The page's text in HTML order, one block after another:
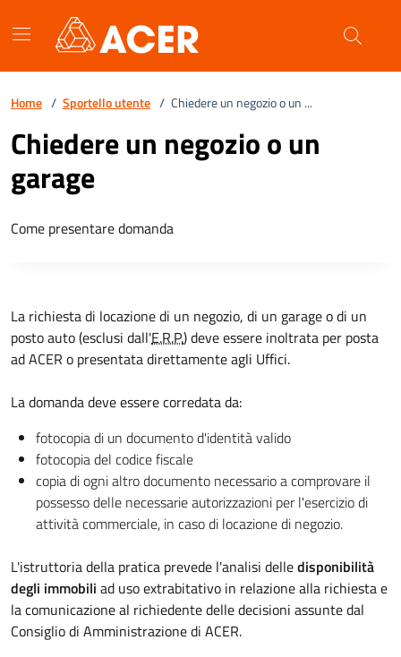
Home / Sportello utente / Chiedere un negozio o un ...
Chiedere un negozio o un
garage
Come presentare domanda
La richiesta di locazione di un negozio, di un garage o di un
posto auto (esclusi dall'E.R.P.) deve essere inoltrata per posta
ad ACER o presentata direttamente agli Uffici.
La domanda deve essere corredata da:
fotocopia di un documento d'identità valido
fotocopia del codice fiscale
copia di ogni altro documento necessario a comprovare il
possesso delle necessarie autorizzazioni per l'esercizio di
attività commerciale, in caso di locazione di negozio.
L'istruttoria della pratica prevede l'analisi delledisponibilità
degli immobili ad uso extrabitativo in relazione alla richiesta e
la comunicazione al richiedente delle decisioni assunte dal
Consiglio di Amministrazione di ACER.